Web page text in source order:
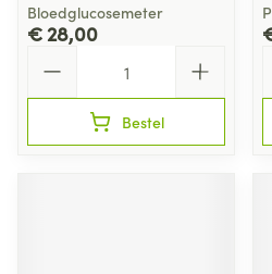
Bloedglucosemeter
€ 28,00
Bestel